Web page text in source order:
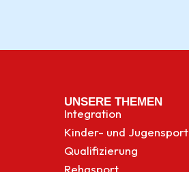
UNSERE THEMEN
Integration
Kinder- und Jugensport
Qualifizierung
Rehasport